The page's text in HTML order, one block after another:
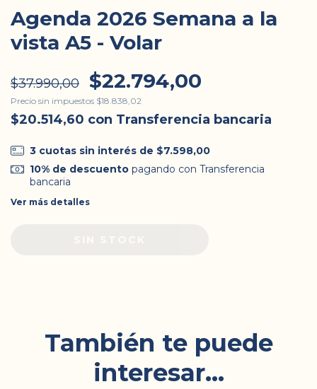
Agenda 2026 Semana a la
vista A5 - Volar
$37.990,00 $22.794,00
Precio sin impuestos $18.838,02
$20.514,60 con Transferencia bancaria
3 cuotas sin interés de $7.598,00
10% de descuentopagando con Transferencia
bancaria
Ver más detalles
También te puede
interesar...